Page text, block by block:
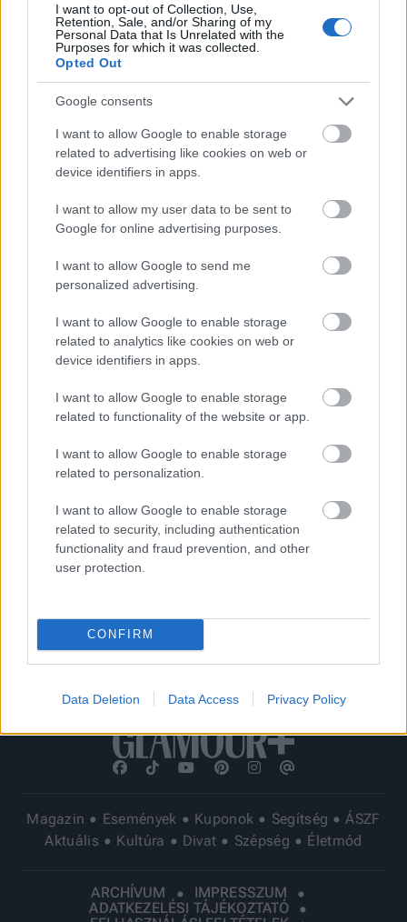
I want to opt-out of Collection, Use,
Retention, Sale, and/or Sharing of my
Personal Data that Is Unrelated with the
Purposes for which it was collected.
Opted Out
Google consents
I want to allow Google to enable storage
related to advertising like cookies on web or
device identifiers in apps.
I want to allow my user data to be sent to
Google for online advertising purposes.
I want to allow Google to send me
personalized advertising.
I want to allow Google to enable storage
related to analytics like cookies on web or
device identifiers in apps.
I want to allow Google to enable storage
related to functionality of the website or app.
I want to allow Google to enable storage
related to personalization.
I want to allow Google to enable storage
related to security, including authentication
functionality and fraud prevention, and other
user protection.
CONFIRM
Data Deletion Data Access Privacy Policy
További cikkeink
KULTÚRA
7 közönségkedvenc sorozatkarakter, akit
egyetlen döntéssel nézők millióival
utáltattak meg
KULTÚRA
hogy milyen benne szülni és milyen benne
Hegedűs Andrea textilművész:
„Elhatároztam, hogy hazajövök és nem
fogok siránkozni”
KULTÚRA
„Gyerekként az volt az álmom, hogy egy
legyek a sok közül” - interjú a Nem én
vagyok című film rendezőjével
Magazin Események Kuponok Segítség
ÁSZF
Aktuális
Kultúra Divat Szépség Életmód
ARCHÍVUM
IMPRESSZUM
ADATKEZELÉSI TÁJÉKOZTATÓ